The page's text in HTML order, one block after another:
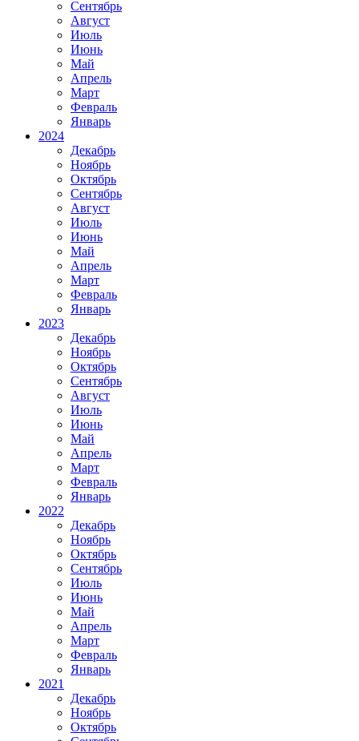
Сентябрь
Август
Июль
Июнь
Май
Апрель
Март
Февраль
Январь
2024
Декабрь
Ноябрь
Октябрь
Сентябрь
Август
Июль
Июнь
Май
Апрель
Март
Февраль
Январь
2023
Декабрь
Ноябрь
Октябрь
Сентябрь
Август
Июль
Июнь
Май
Апрель
Март
Февраль
Январь
2022
Декабрь
Ноябрь
Октябрь
Сентябрь
Июль
Июнь
Май
Апрель
Март
Февраль
Январь
2021
Декабрь
Ноябрь
Октябрь